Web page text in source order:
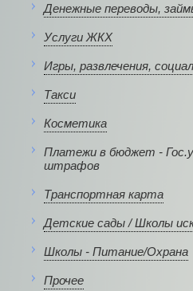
Денежные переводы,
Услуги ЖКХ
Игры, развлечения,
Такси
Косметика
Платежи в бюджет -
штрафов
Транспортная карта
Детские сады / Школы
Школы - Питание/Охрана
Прочее